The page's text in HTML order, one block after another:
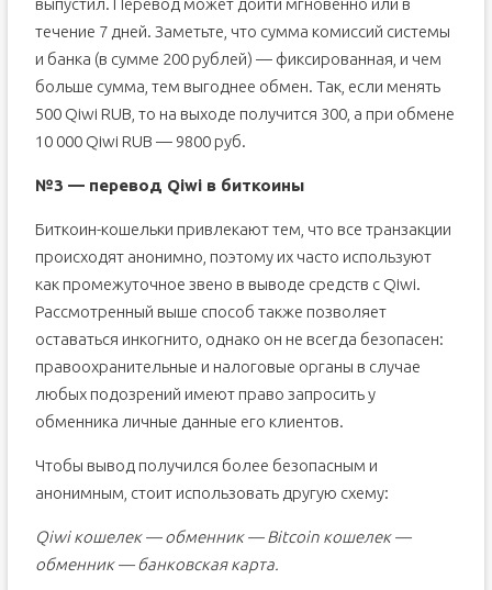
выпустил. Перевод может дойти мгновенно или в
течение 7 дней. Заметьте, что сумма комиссий системы
и банка (в сумме 200 рублей) — фиксированная, и чем
больше сумма, тем выгоднее обмен. Так, если менять
500 Qiwi RUB, то на выходе получится 300, а при обмене
10 000 Qiwi RUB — 9800 руб.
№3 — перевод Qiwi в биткоины
Биткоин-кошельки привлекают тем, что все транзакции
происходят анонимно, поэтому их часто используют
как промежуточное звено в выводе средств с Qiwi.
Рассмотренный выше способ также позволяет
оставаться инкогнито, однако он не всегда безопасен:
правоохранительные и налоговые органы в случае
любых подозрений имеют право запросить у
обменника личные данные его клиентов.
Чтобы вывод получился более безопасным и
анонимным, стоит использовать другую схему:
Qiwi кошелек — обменник — Bitcoin кошелек —
обменник — банковская карта.